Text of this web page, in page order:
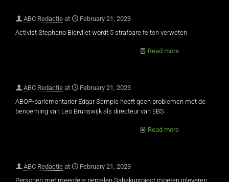
ABC Redactie at
February 21, 2023
Activist Stephano Biervliet wordt 5 strafbare feiten verweten
Read more
ABC Redactie at
February 21, 2023
ABOP-parlementarier Edgar Sampie heeft geen problemen met de
benoeming van Leo Brunswijk als directeur van EBS
Read more
ABC Redactie at
February 21, 2023
Personen met meerdere percelen Sabakuproject moeten inleveren